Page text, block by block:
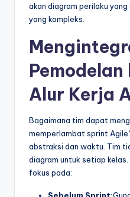
akan diagram perilaku
yang kompleks.
Pemodelan
Alur Kerja
Bagaimana tim dapat
memperlambat sprint
abstraksi dan waktu. Tim
diagram untuk setiap kelas.
fokus pada: